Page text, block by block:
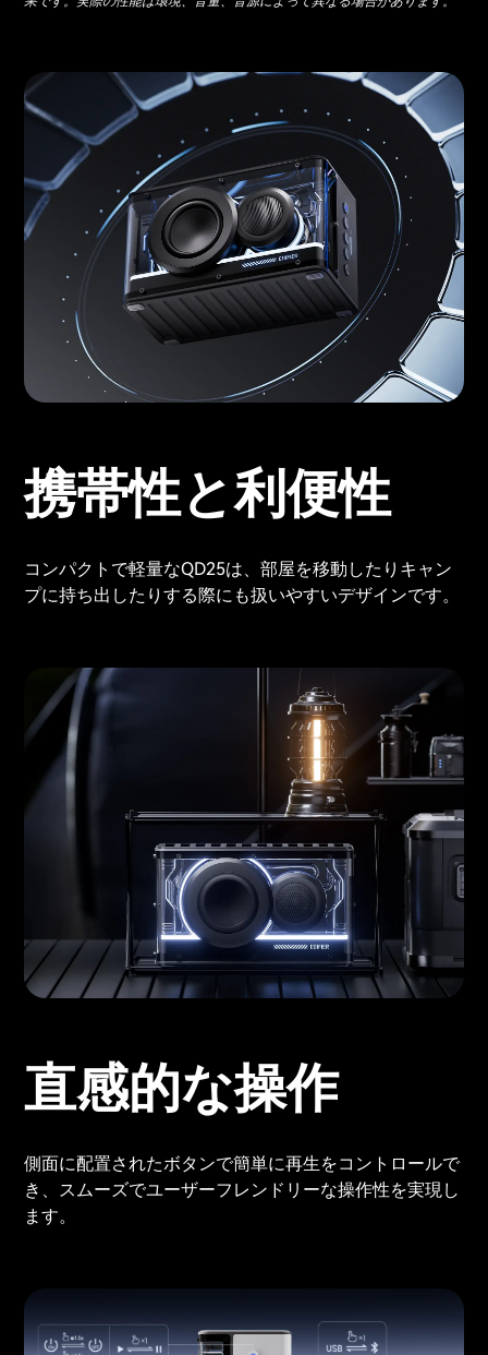
携帯性と利便性
コンパクトで軽量なQD25は、部屋を移動したりキャン
プに持ち出したりする際にも扱いやすいデザインです。
直感的な操作
側面に配置されたボタンで簡単に再生をコントロールで
き、スムーズでユーザーフレンドリーな操作性を実現し
ます。